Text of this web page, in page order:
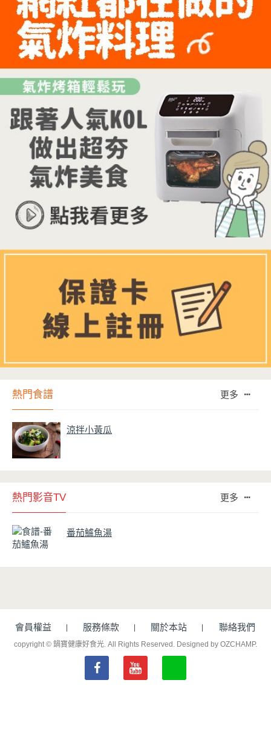
熱門食譜 更多
涼拌小黃瓜
熱門影音TV 更多
番茄鱸魚湯
會員權益 服務條款 關於本站 聯絡我們
copyright © 鍋寶健康好食光. All Rights Reserved. Designed by OZCHAMP.